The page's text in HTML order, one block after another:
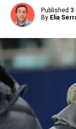
Published 3
By Elia